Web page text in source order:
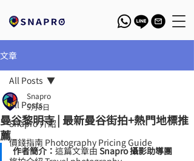
文章
All Posts
Snapro 介紹
價錢指南 Photography Pricing Guide
All Posts
曼谷黎明寺 | 最新曼谷街拍+熱門地標推
薦
Snapro
5月8日
作者簡介： 這篇文章由 Snapro 攝影助導團